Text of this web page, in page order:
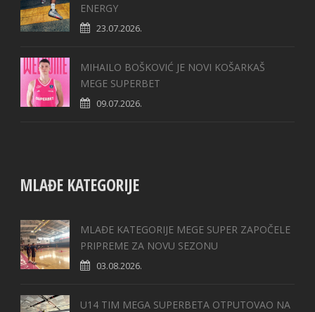
ENERGY
23.07.2026.
MIHAILO BOŠKOVIĆ JE NOVI KOŠARKAŠ
MEGE SUPERBET
09.07.2026.
MLAĐE KATEGORIJE
MLAĐE KATEGORIJE MEGE SUPER ZAPOČELE
PRIPREME ZA NOVU SEZONU
03.08.2026.
U14 TIM MEGA SUPERBETA OTPUTOVAO NA